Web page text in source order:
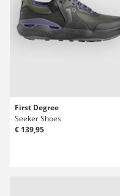
First Degree
Seeker Shoes
€ 139,95